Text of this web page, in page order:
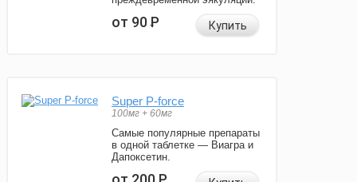
от 90Р Купить
Super P-force
100мг + 60мг
Самые популярные препараты
в одной таблетке — Виагра и
Дапоксетин.